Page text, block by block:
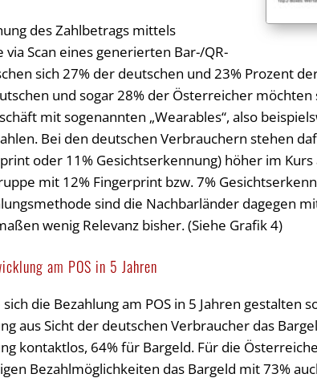
des Zahlbetrags mittels
via Scan eines generierten Bar-/QR-
sich 27% der deutschen und 23% Prozent
und sogar 28% der Österreicher
mit sogenannten „Wearables“, also
Bei den deutschen Verbrauchern stehen
oder 11% Gesichtserkennung) höher im
mit 12% Fingerprint bzw. 7%
sind die Nachbarländer dagegen
wenig Relevanz bisher. (Siehe Grafik 4)
am POS in 5 Jahren
die Bezahlung am POS in 5 Jahren gestalten
aus Sicht der deutschen Verbraucher das
kontaktlos, 64% für Bargeld. Für die
Bezahlmöglichkeiten das Bargeld mit 73%